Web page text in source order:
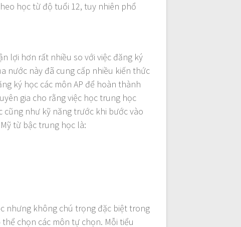
học từ độ tuổi 12, tuy nhiên phổ
lợi hơn rất nhiều so với việc đăng ký
nước này đã cung cấp nhiều kiến thức
ký học các môn AP để hoàn thành
gia cho rằng việc học trung học
như kỹ năng trước khi bước vào
từ bậc trung học là:
nhưng không chú trọng đặc biệt trong
chọn các môn tự chọn. Mỗi tiểu